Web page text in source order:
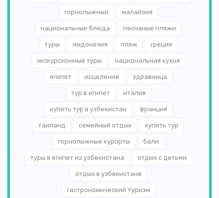
горнолыжный малайзия
национальные блюда песчаные пляжи
туры индонезия пляж греция
экскурсионные туры национальная кухня
египет исцеление здравница
тур в египет италия
купить тур в узбекистан франция
таиланд семейный отдых купить тур
горнолыжные курорты бали
туры в египет из узбекистана отдых с детьми
отдых в узбекистане
гастрономический туризм